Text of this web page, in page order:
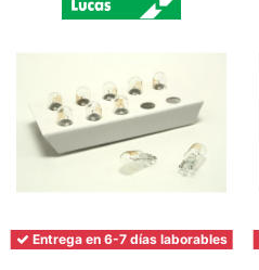
Entrega en 6-7 días laborables